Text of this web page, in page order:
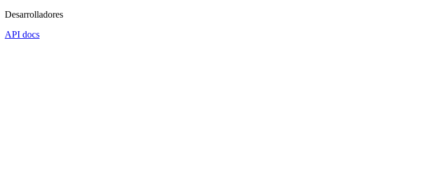
Desarrolladores
API docs